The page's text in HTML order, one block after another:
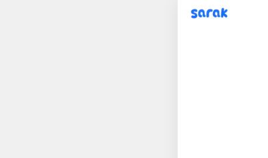
sarak